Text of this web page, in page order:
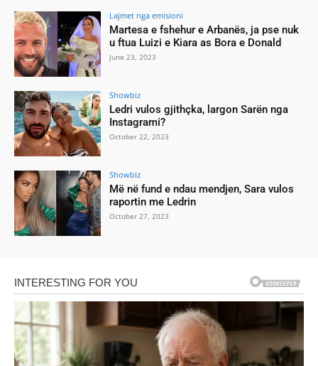
Lajmet nga emisioni
Martesa e fshehur e Arbanës, ja pse nuk
u ftua Luizi e Kiara as Bora e Donald
June 23, 2023
Showbiz
Ledri vulos gjithçka, largon Sarën nga
Instagrami?
October 22, 2023
Showbiz
Më në fund e ndau mendjen, Sara vulos
raportin me Ledrin
October 27, 2023